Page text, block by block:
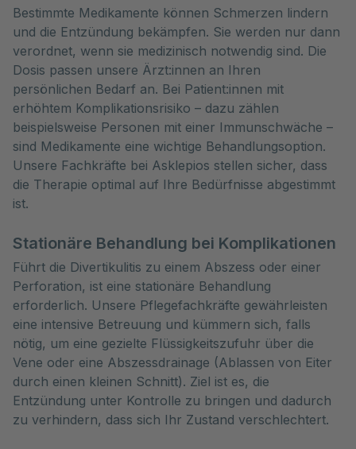
Bestimmte Medikamente können Schmerzen lindern
und die Entzündung bekämpfen. Sie werden nur dann
verordnet, wenn sie medizinisch notwendig sind. Die
Dosis passen unsere Ärzt:innen an Ihren
persönlichen Bedarf an. Bei Patient:innen mit
erhöhtem Komplikationsrisiko – dazu zählen
beispielsweise Personen mit einer Immunschwäche –
sind Medikamente eine wichtige Behandlungsoption.
Unsere Fachkräfte bei Asklepios stellen sicher, dass
die Therapie optimal auf Ihre Bedürfnisse abgestimmt
ist.
Stationäre Behandlung bei Komplikationen
Führt die Divertikulitis zu einem Abszess oder einer
Perforation, ist eine stationäre Behandlung
erforderlich. Unsere Pflegefachkräfte gewährleisten
eine intensive Betreuung und kümmern sich, falls
nötig, um eine gezielte Flüssigkeitszufuhr über die
Vene oder eine Abszessdrainage (Ablassen von Eiter
durch einen kleinen Schnitt). Ziel ist es, die
Entzündung unter Kontrolle zu bringen und dadurch
zu verhindern, dass sich Ihr Zustand verschlechtert.